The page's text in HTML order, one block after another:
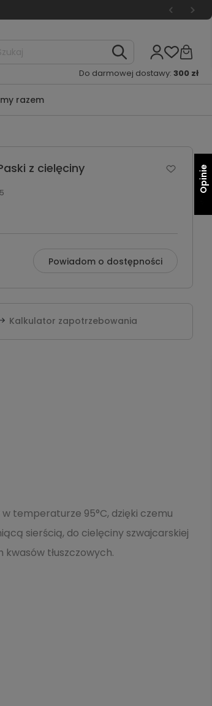
Do darmowej dostawy: 300 zł
razem
z cielęciny
Powiadom o dostępności
Kalkulator zapotrzebowania
temperaturze 95°C, dzięki czemu
sierścią, do cielęciny szwajcarskiej
tłuszczowych.
Opinie